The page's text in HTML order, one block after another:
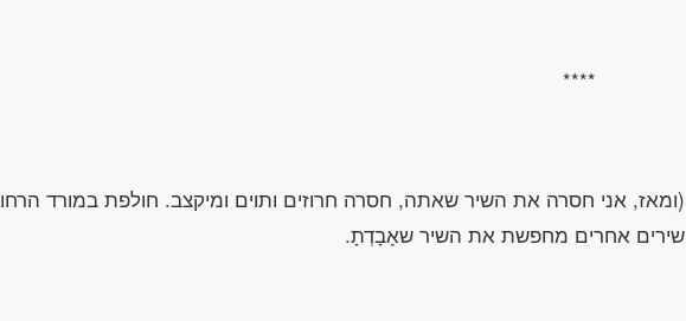
****
(ומאז, אני חסרה את השיר שאתה, חסרה חרוזים ותוים ומיקצב. חולפת במורד
שירים אחרים מחפשת את השיר שאָבָדְתָ.